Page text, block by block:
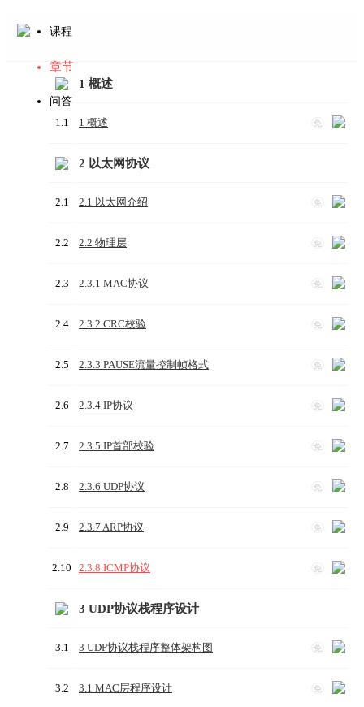
课程
章节
问答
1 概述
1.1 免
1 概述
2 以太网协议
2.1 免
2.1 以太网介绍
2.2 免
2.2 物理层
2.3 免
2.3.1 MAC协议
2.4 免
2.3.2 CRC校验
2.5 免
2.3.3 PAUSE流量控制帧格式
2.6 免
2.3.4 IP协议
2.7 免
2.3.5 IP首部校验
2.8 免
2.3.6 UDP协议
2.9 免
2.3.7 ARP协议
2.10 免
2.3.8 ICMP协议
3 UDP协议栈程序设计
3.1 免
3 UDP协议栈程序整体架构图
3.2 免
3.1 MAC层程序设计